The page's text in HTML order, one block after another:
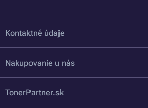
Kontaktné údaje
Nakupovanie u nás
TonerPartner.sk